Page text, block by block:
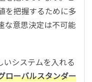
を把握するために多
な意思決定は不可能
いシステムを入れる
ローバルスタンダー